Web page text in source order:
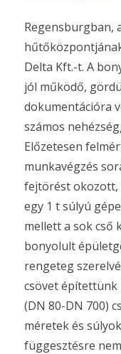
Regensburgban,
Delta Kft.-t. A
jól működő,
dokumentációra
számos
Előzetesen
munkavégzés
fejtörést okozott,
egy 1 t súlyú
mellett a sok cső
bonyolult
rengeteg
csövet építettünk
(DN 80-DN 700)
méretek és
függesztésre